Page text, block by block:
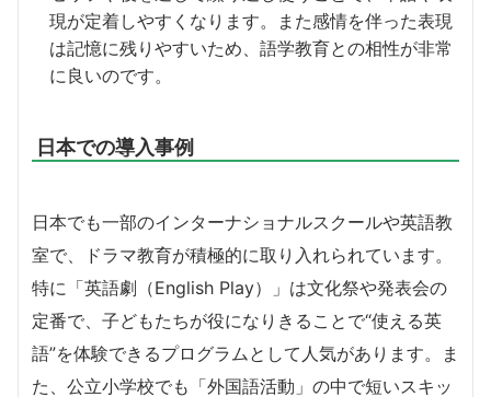
現が定着しやすくなります。また感情を伴った表現
は記憶に残りやすいため、語学教育との相性が非常
に良いのです。
日本での導入事例
日本でも一部のインターナショナルスクールや英語教
室で、ドラマ教育が積極的に取り入れられています。
特に「英語劇（English Play）」は文化祭や発表会の
定番で、子どもたちが役になりきることで“使える英
語”を体験できるプログラムとして人気があります。ま
た、公立小学校でも「外国語活動」の中で短いスキッ